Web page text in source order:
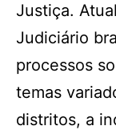
Justiça.
Judiciário
processos
temas
distritos, a